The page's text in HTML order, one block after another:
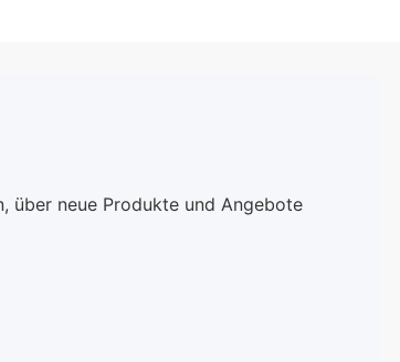
über neue Produkte und Angebote